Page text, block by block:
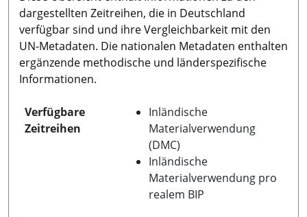
dargestellten Zeitreihen, die in Deutschland
verfügbar sind und ihre Vergleichbarkeit mit den
UN-Metadaten. Die nationalen Metadaten enthalten
ergänzende methodische und länderspezifische
Informationen.
Verfügbare
Zeitreihen
Inländische
Materialverwendung
(DMC)
Inländische
Materialverwendung pro
realem BIP